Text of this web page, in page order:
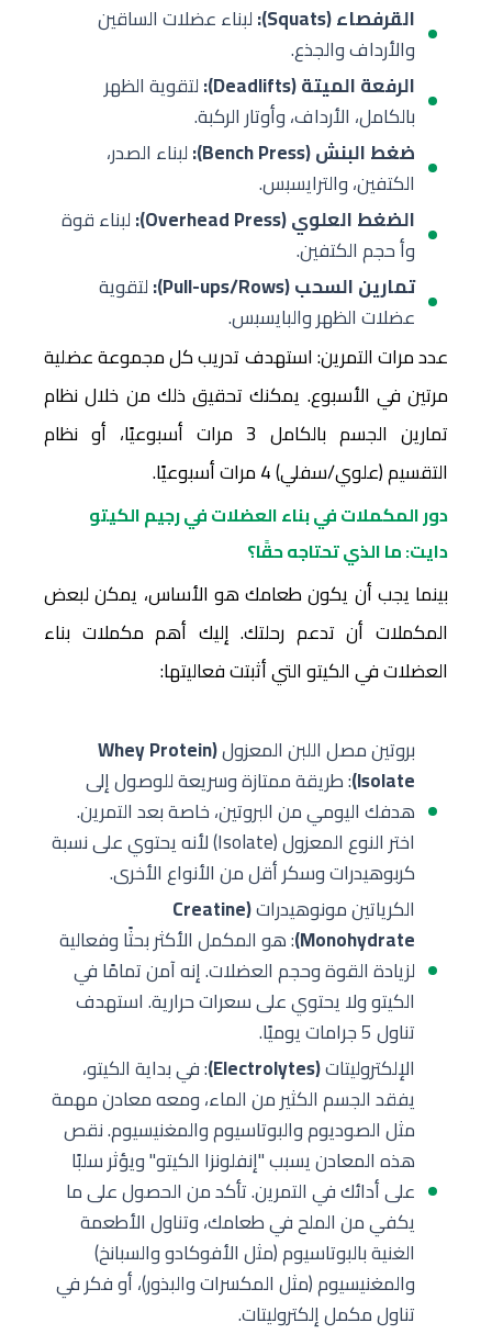
القرفصاء (Squats):
لبناء عضلات الساقين
والأرداف والجذع.
الرفعة الميتة (Deadlifts):
لتقوية الظهر
بالكامل، الأرداف، وأوتار الركبة.
ضغط البنش (Bench Press):
لبناء الصدر،
الكتفين، والترايسبس.
الضغط العلوي (Overhead Press):
لبناء قوة
وأ حجم الكتفين.
تمارين السحب (Pull-ups/Rows):
لتقوية
عضلات الظهر والبايسبس.
عدد مرات التمرين: استهدف تدريب كل مجموعة عضلية
مرتين في الأسبوع. يمكنك تحقيق ذلك من خلال نظام
تمارين الجسم بالكامل 3 مرات أسبوعيًا، أو نظام
التقسيم (علوي/سفلي) 4 مرات أسبوعيًا.
دور المكملات في بناء العضلات في رجيم الكيتو
دايت: ما الذي تحتاجه حقًا؟
بينما يجب أن يكون طعامك هو الأساس، يمكن لبعض
المكملات أن تدعم رحلتك. إليك أهم مكملات بناء
العضلات في الكيتو التي أثبتت فعاليتها:
بروتين مصل اللبن المعزول (Whey Protein
Isolate) : طريقة ممتازة وسريعة للوصول إلى
هدفك اليومي من البروتين، خاصة بعد التمرين.
اختر النوع المعزول (Isolate) لأنه يحتوي على نسبة
كربوهيدرات وسكر أقل من الأنواع الأخرى.
الكرياتين مونوهيدرات (Creatine
Monohydrate) : هو المكمل الأكثر بحثًا وفعالية
لزيادة القوة وحجم العضلات. إنه آمن تمامًا في
الكيتو ولا يحتوي على سعرات حرارية. استهدف
تناول 5 جرامات يوميًا.
الإلكتروليتات(Electrolytes)
: في بداية الكيتو،
يفقد الجسم الكثير من الماء، ومعه معادن مهمة
مثل الصوديوم والبوتاسيوم والمغنيسيوم. نقص
هذه المعادن يسبب "إنفلونزا الكيتو" ويؤثر سلبًا
على أدائك في التمرين. تأكد من الحصول على ما
يكفي من الملح في طعامك، وتناول الأطعمة
الغنية بالبوتاسيوم (مثل الأفوكادو والسبانخ)
والمغنيسيوم (مثل المكسرات والبذور)، أو فكر في
تناول مكمل إلكتروليتات.